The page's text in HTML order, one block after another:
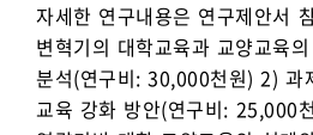
자세한 연구내용은 연구제안서
변혁기의 대학교육과 교양교육
분석(연구비: 30,000천원) 2) 과
교육 강화 방안(연구비: 25,000